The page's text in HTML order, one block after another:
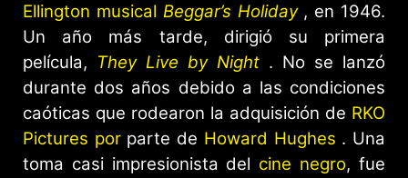
Ellington musical Beggar’s Holiday, en 1946.
Un año más tarde, dirigió su primera
película, They Live by Night . No se lanzó
durante dos años debido a las condiciones
caóticas que rodearon la adquisición de RKO
Pictures porparte de Howard Hughes . Una
toma casi impresionista del cine negro, fue